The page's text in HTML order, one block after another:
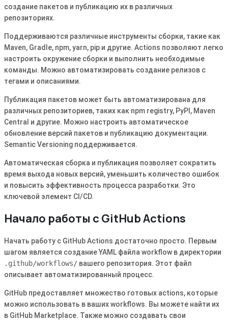
создание пакетов и публикацию их в различных
репозиториях.
Поддерживаются различные инструменты сборки, такие как
Maven, Gradle, npm, yarn, pip и другие. Actions позволяют легко
настроить окружение сборки и выполнить необходимые
команды. Можно автоматизировать создание релизов с
тегами и описаниями.
Публикация пакетов может быть автоматизирована для
различных репозиториев, таких как npm registry, PyPI, Maven
Central и другие. Можно настроить автоматическое
обновление версий пакетов и публикацию документации.
Semantic Versioning поддерживается.
Автоматическая сборка и публикация позволяет сократить
время выхода новых версий, уменьшить количество ошибок
и повысить эффективность процесса разработки. Это
ключевой элемент CI/CD.
Начало работы с GitHub Actions
Начать работу с GitHub Actions достаточно просто. Первым
шагом является создание YAML файла workflow в директории
.github/workflows/ вашего репозитория. Этот файл
описывает автоматизированный процесс.
GitHub предоставляет множество готовых actions, которые
можно использовать в ваших workflows. Вы можете найти их
в GitHub Marketplace. Также можно создавать свои